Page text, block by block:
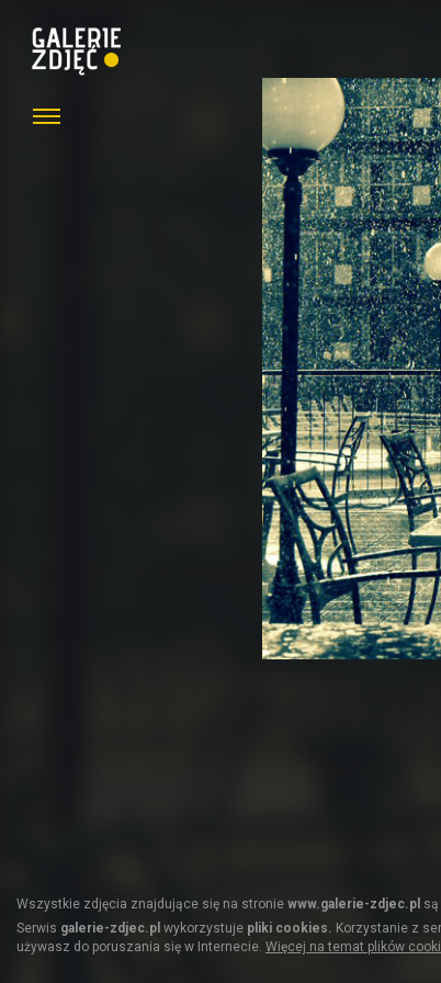
Wszystkie zdjęcia znajdujące się na stronie www.galerie-zdjec.pl
Serwis galerie-zdjec.pl wykorzystuje pliki cookies. Korzystanie z
używasz do poruszania się w Internecie. Więcej na temat plików